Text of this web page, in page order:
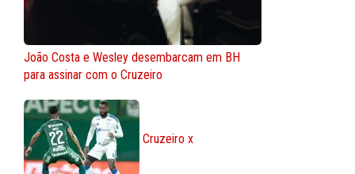
João Costa e Wesley desembarcam em BH
para assinar com o Cruzeiro
Cruzeiro x